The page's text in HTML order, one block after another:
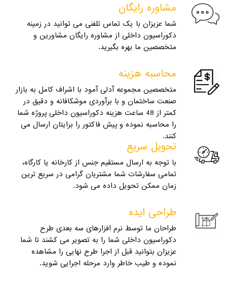
مشاوره رایگان
شما عزیزان با یک تماس تلفنی می توانید در زمینه
دکوراسیون داخلی از مشاوره رایگان مشاورین و
متخصصین ما بهره بگیرید.
محاسبه هزینه
متخصصین مجموعه آدلی آمود با اشراف کامل به بازار
صنعت ساختمان و با برآوردی موشکافانه و دقیق در
کمتر از 48 ساعت هزینه دکوراسیون داخلی پروژه شما
را محاسبه نموده و پیش فاکتور را برایتان ارسال می
کنند.
تحویل سریع
با توجه به ارسال مستقیم جنس از کارخانه یا کارگاه،
تمامی سفارشات شما مشتریان گرامی در سریع ترین
زمان ممکن تحویل داده می شود.
طراحی ایده
طراحان ما توسط نرم افزارهای سه بعدی طرح
دکوراسیون داخلی شما را به تصویر می کشند تا شما
عزیزان بتوانید قبل از اجرا طرح نهایی را مشاهده
نموده و طیب خاطر وارد مرحله اجرایی شوید.